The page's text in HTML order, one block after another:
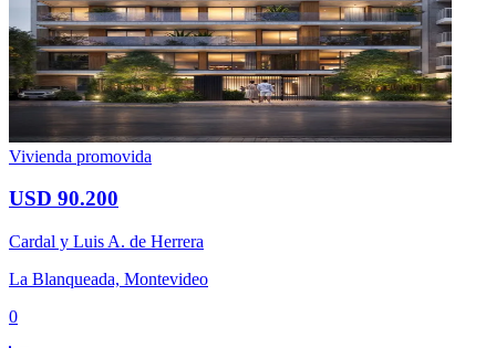
Vivienda promovida
USD 90.200
Cardal y Luis A. de Herrera
La Blanqueada, Montevideo
0